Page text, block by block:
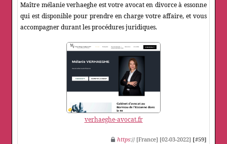
Maître mélanie verhaeghe est votre avocat en divorce à essonne
qui est disponible pour prendre en charge votre affaire, et vous
accompagner durant les procédures juridiques.
verhaeghe-avocat.fr
https:// [France] [02-03-2022] [#59]